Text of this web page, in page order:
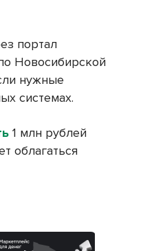
портал
Новосибирской
нужные
системах.
1 млн рублей
облагаться